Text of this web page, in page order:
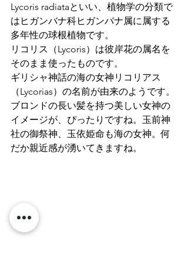
Lycoris radiataといい、植物学の分類で
はヒガンバナ科ヒガンバナ属に属する
多年性の球根植物です。
リコリス（Lycoris）は彼岸花の属名を
そのまま使ったものです。
ギリシャ神話の海の女神リコリアス
（Lycorias）の名前が由来のようです。
ブロンドの長い髪を持つ美しい女神の
イメージが、ぴったりですね。玉前神
社の御祭神、玉依姫命も海の女神。何
だか親近感が湧いてきますね。